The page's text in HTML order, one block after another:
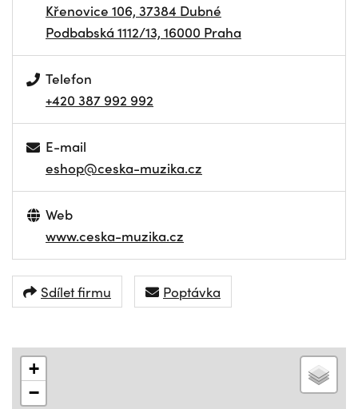
Křenovice 106, 37384 Dubné
Podbabská 1112/13, 16000 Praha
Telefon
+420 387 992 992
E-mail
eshop@ceska-muzika.cz
Web
www.ceska-muzika.cz
Sdílet firmu Poptávka
+
−